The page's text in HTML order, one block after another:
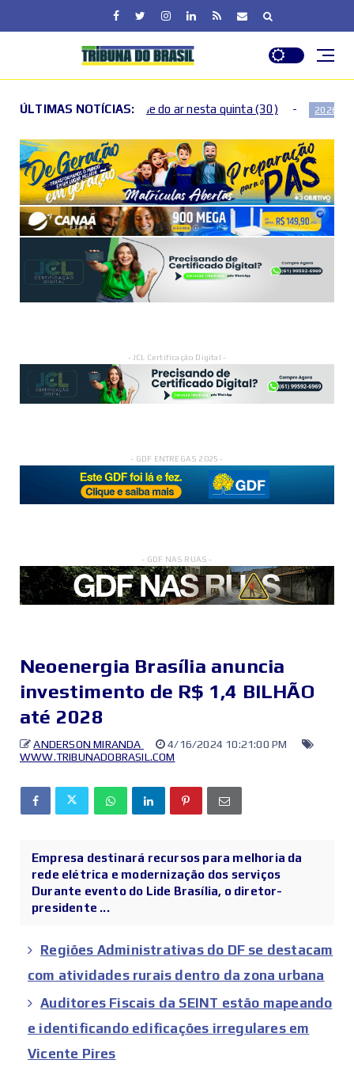
ÚLTIMAS NOTÍCIAS:
do ar nesta quinta (30) 2026 Após os 40: como as
- JCL Certificação Digital -
- GDF ENTREGAS 2025 -
- GDF NAS RUAS -
Neoenergia Brasília anuncia
investimento de R$ 1,4 BILHÃO
até 2028
ANDERSON MIRANDA
4/16/2024 10:21:00 PM
WWW.TRIBUNADOBRASIL.COM
Empresa destinará recursos para melhoria da
rede elétrica e modernização dos serviços
Durante evento do Lide Brasília, o diretor-
presidente ...
Regiões Administrativas do DF se destacam
com atividades rurais dentro da zona urbana
Auditores Fiscais da SEINT estão mapeando
e identificando edificações irregulares em
Vicente Pires